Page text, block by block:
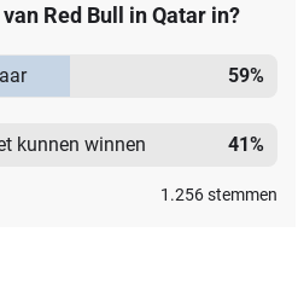
Red Bull in Qatar in?
59%
kunnen winnen 41%
1.256stemmen